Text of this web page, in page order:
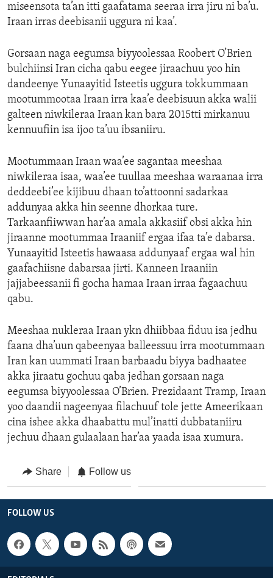
miseensota ta’an itti gaafatama seeraa irra jiru ni ba’u.
Iraan irras deebisanii uggura ni kaa’.
Gorsaan naga eegumsa biyyoolessaa Roobert O’Brien
bulchiinsi Iran cicha qabu eegee jiraachuu yoo hin
dandeenye Yunaayitid Isteetis uggura tokkummaan
mootummootaa Iraan irra kaa’e deebisuun akka walii
galteen niwkileraa Iraan kan bara 2015tti mirkanuu
kennuufiin isa ijoo ta’uu ibsaniiru.
Mootummaan Iraan waa’ee sagantaa meeshaa
niwkileraa isaa, waa’ee tuullaa meeshaa waraanaa irra
deddeebi’ee kijibuu dhaan to’attoonni sadarkaa
addunyaa akka hin seenne dhorkaa ture.
Tarkaanfiiwwan har’aa amala akkasiif obsi akka hin
jiraanne mootummaa Iraaniif ergaa ifaa ta’e dabarsa.
Yunaayitid Isteetis hawaasa addunyaaf ergaa wal hin
gaafachiisne dabarsaa jirti. Kanneen Iraaniin
jajjabeessanii fi gocha hamaa Iraan irraa fagaachuu
qabu.
Meeshaa nukleraa Iraan ykn dhiibbaa fiduu isa jedhu
faana dha’uun qabeenyaa balleessuu irra mootummaan
Iran kan uummati Iraan barbaadu biyya badhaatee
akka jiraatu gochuu qaba jedhan gorsaan naga
eegumsa biyyoolessaa O’Brien. Prezidaant Tramp, Iraan
yoo daandii nageenyaa filachuuf tole jette Ameerikaan
cina ishee akka dhaabattu mul’inatti dubbataniiru
jechuu dhaan gulaalaan har’aa yaada isaa xumura.
Share Follow us
FOLLOW US